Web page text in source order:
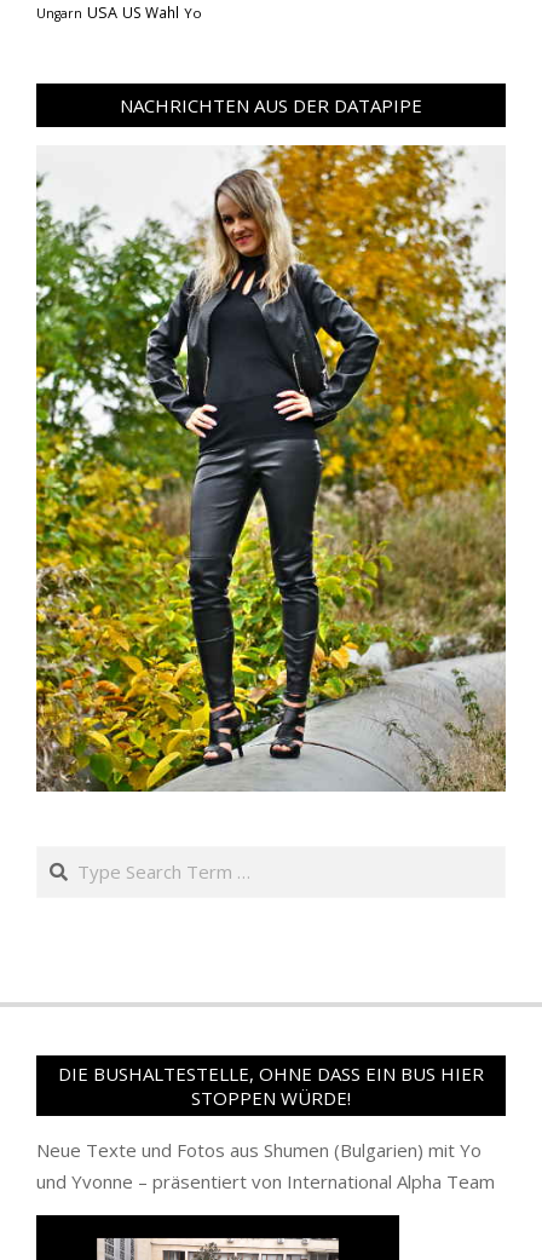
Ungarn USA US Wahl Yo
NACHRICHTEN AUS DER DATAPIPE
Search
DIE BUSHALTESTELLE, OHNE DASS EIN BUS HIER
STOPPEN WÜRDE!
Neue Texte und Fotos aus Shumen (Bulgarien) mit Yo
und Yvonne – präsentiert von International Alpha Team